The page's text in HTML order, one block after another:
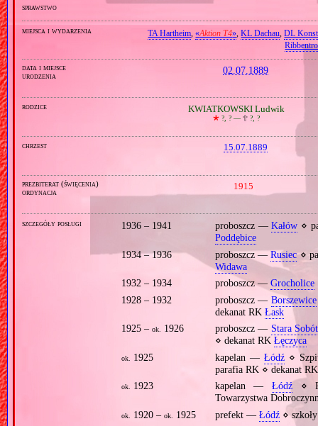
sprawstwo
miejsca i wydarzenia TA Hartheim,«Aktion T4»,KL Dachau,DL
data i miejsce
urodzenia
02.07.1889
rodzice KWIATKOWSKI Ludwik
🞲 ?, ? — 🕆?, ?
chrzest 15.07.1889
prezbiterat (święcenia)
ordynacja
1915
szczegóły posługi 1936 – 1941 proboszcz —Kałów ⋄
Poddębice
1934 – 1936
proboszcz —Rusiec⋄
Widawa
1932 – 1934
proboszcz — Grocholice
1928 – 1932
proboszcz — Borszewice
dekanat RK Łask
1925 –ok. 1926 proboszcz — Stara
⋄ dekanat RK Łęczyca
ok. 1925 kapelan — Łódź⋄
parafia RK ⋄ dekanat
ok. 1923 kapelan — Łódź⋄
Towarzystwa
ok. 1920 –ok. 1925 prefekt — Łódź⋄